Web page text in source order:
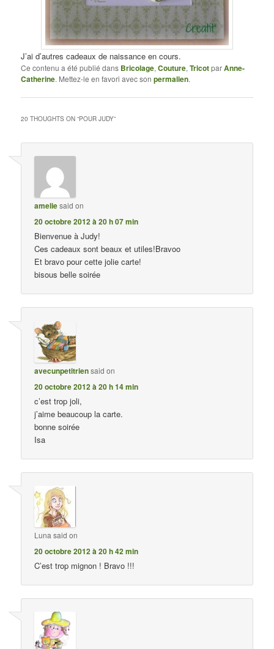
J’ai d’autres cadeaux de naissance en cours.
Ce contenu a été publié dans Bricolage,Couture,TricotparAnne-
Catherine. Mettez-le en favori avec sonpermalien.
20 THOUGHTS ON “POUR JUDY”
ameliesaid on
20 octobre 2012 à 20 h 07 min
Bienvenue à Judy!
Ces cadeaux sont beaux et utiles!Bravoo
Et bravo pour cette jolie carte!
bisous belle soirée
avecunpetitriensaid on
20 octobre 2012 à 20 h 14 min
c’est trop joli,
j’aime beaucoup la carte.
bonne soirée
Isa
Luna said on
20 octobre 2012 à 20 h 42 min
C’est trop mignon ! Bravo !!!